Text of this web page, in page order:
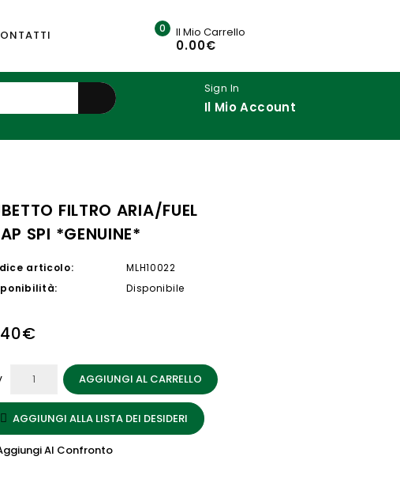
0 Il Mio Carrello
0.00€
Sign In
Il Mio Account
FILTRO ARIA/FUEL
SPI *GENUINE*
articolo:
MLH10022
Disponibile
AGGIUNGI AL CARRELLO
AGGIUNGI ALLA LISTA DEI DESIDERI
Al Confronto